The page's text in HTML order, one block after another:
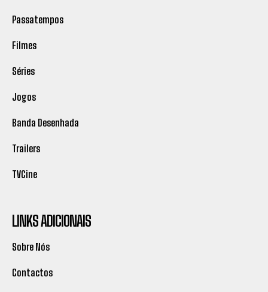
Passatempos
Filmes
Séries
Jogos
Banda Desenhada
Trailers
TVCine
LINKS ADICIONAIS
Sobre Nós
Contactos